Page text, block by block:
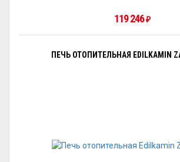
119 246₽
ПЕЧЬ ОТОПИТЕЛЬНАЯ EDILKAMIN